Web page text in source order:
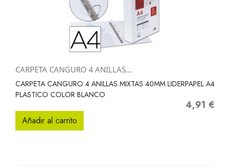
CARPETA CANGURO 4 ANILLAS...
CARPETA CANGURO 4 ANILLAS MIXTAS 40MM LIDERPAPEL A4
PLASTICO COLOR BLANCO
Precio
4,91 €
Añadir al carrito